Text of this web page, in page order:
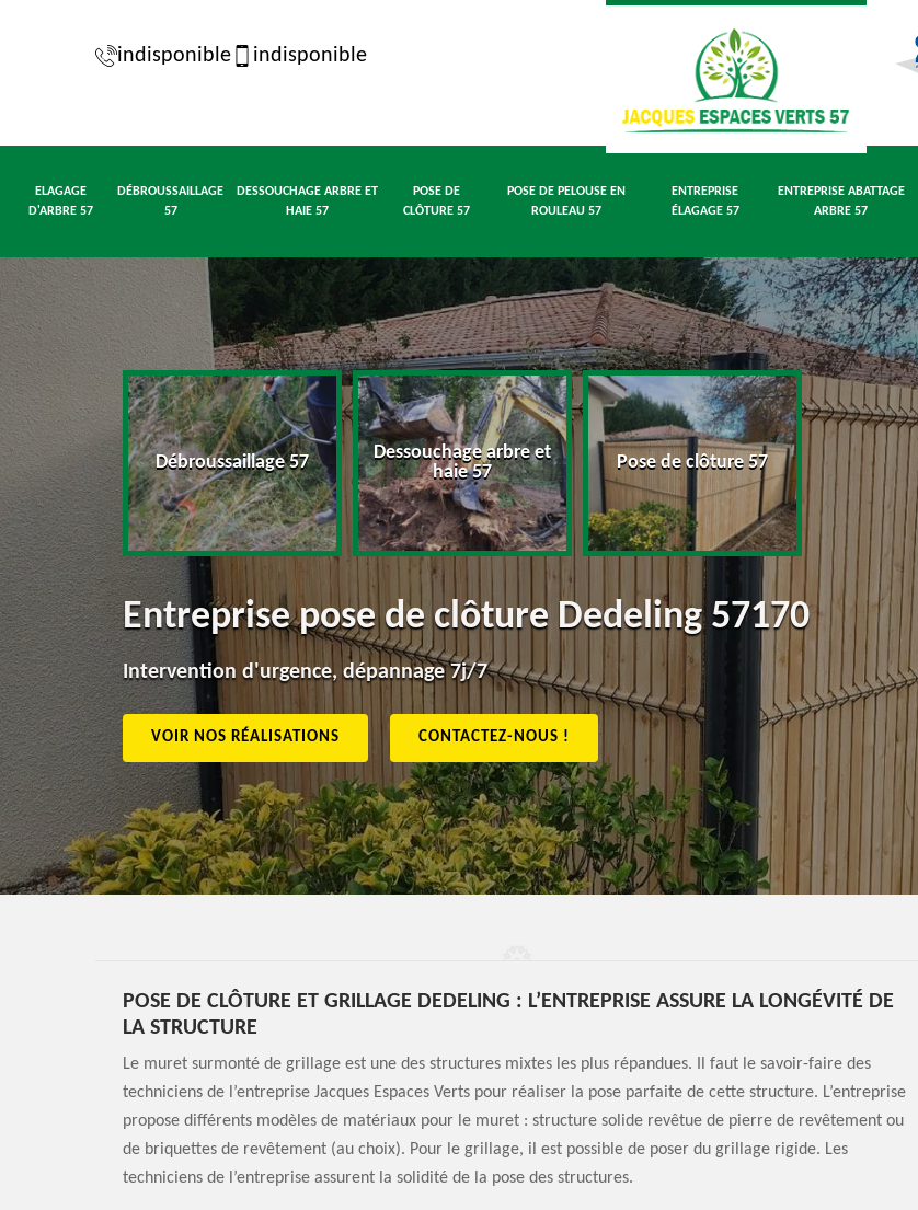
indisponible indisponible
ELAGAGE
D'ARBRE 57
DÉBROUSSAILLAGE
57
DESSOUCHAGE ARBRE ET
HAIE 57
POSE DE
CLÔTURE 57
POSE DE PELOUSE EN
ROULEAU 57
ENTREPRISE
ÉLAGAGE 57
ENTREPRISE ABATTAGE
ARBRE 57
57 Débroussaillage 57
Dessouchage arbre et
haie 57
Pose de clôture 57
Pose de
Entreprise pose de clôture Dedeling 57170
Intervention d'urgence, dépannage 7j/7
VOIR NOS RÉALISATIONS CONTACTEZ-NOUS !
POSE DE CLÔTURE ET GRILLAGE DEDELING : L’ENTREPRISE ASSURE LA LONGÉVITÉ DE
LA STRUCTURE
Le muret surmonté de grillage est une des structures mixtes les plus répandues. Il faut le savoir-faire des
techniciens de l’entreprise Jacques Espaces Verts pour réaliser la pose parfaite de cette structure. L’entreprise
propose différents modèles de matériaux pour le muret : structure solide revêtue de pierre de revêtement ou
de briquettes de revêtement (au choix). Pour le grillage, il est possible de poser du grillage rigide. Les
techniciens de l’entreprise assurent la solidité de la pose des structures.